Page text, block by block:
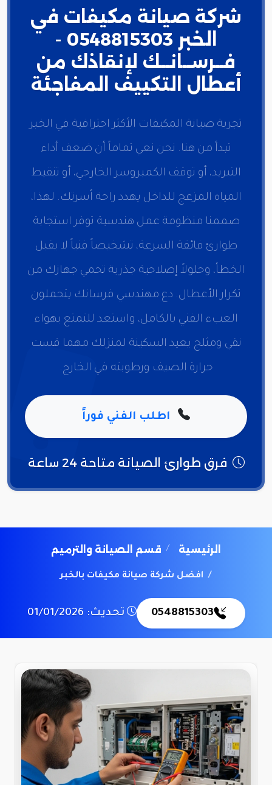
شركة صيانة مكيفات في
الخبر 0548815303 -
فــرســانــك لإنقاذك من
أعطال التكييف المفاجئة
تجربة صيانة المكيفات الأكثر احترافية في الخبر
تبدأ من هنا. نحن نعي تماماً أن ضعف أداء
التبريد، أو توقف الكمبروسر الخارجي، أو تنقيط
المياه المزعج للداخل يهدد راحة أسرتك. لهذا،
صممنا منظومة عمل هندسية توفر استجابة
طوارئ فائقة السرعة، تشخيصاً فنياً لا يقبل
الخطأ، وحلولاً إصلاحية جذرية تحمي جهازك من
تكرار الأعطال. دع مهندسي فرسانك يتحملون
العبء الفني بالكامل، واستعد للتمتع بهواء
نقي ومثلج يعيد السكينة لمنزلك مهما قست
حرارة الصيف ورطوبته في الخارج.
اطلب الفني فوراً
فرق طوارئ الصيانة متاحة 24 ساعة
الرئيسية قسم الصيانة والترميم
افضل شركة صيانة مكيفات بالخبر
0548815303 تحديث: 01/01/2026